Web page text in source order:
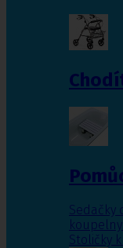
Sedačky
Stoličky